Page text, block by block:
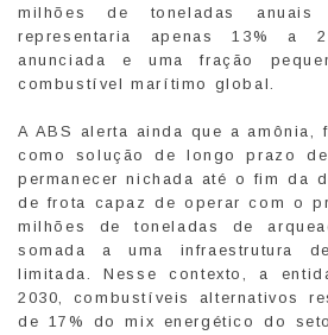
milhões de toneladas
representaria apenas 13% a
anunciada e uma fração
combustível marítimo global.
A ABS alerta ainda que a amônia,
como solução de longo prazo
permanecer nichada até o fim da
de frota capaz de operar com o
milhões de toneladas de
somada a uma infraestrutura
limitada. Nesse contexto, a
2030, combustíveis alternativos
de 17% do mix energético do